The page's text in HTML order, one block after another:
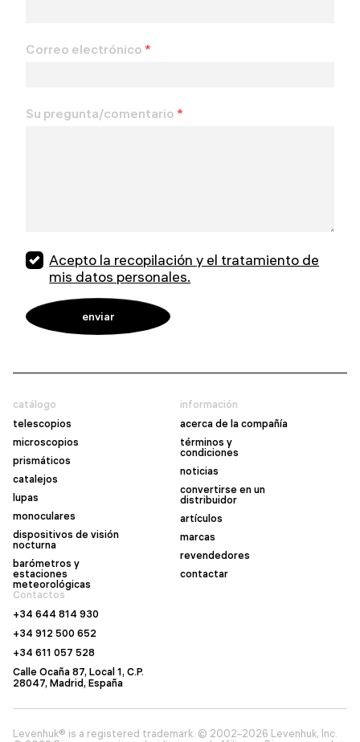
Correo electrónico *
Su pregunta/comentario *
Acepto la recopilación y el tratamiento de
mis datos personales.
catálogo
telescopios
microscopios
prismáticos
catalejos
lupas
monoculares
dispositivos de visión
nocturna
barómetros y
estaciones
meteorológicas
información
acerca de la compañía
términos y
condiciones
noticias
convertirse en un
distribuidor
artículos
marcas
revendedores
contactar
Contactos
+34 644 814 930
+34 912 500 652
+34 611 057 528
Calle Ocaña 87, Local 1, C.P.
28047, Madrid, España
Levenhuk® is a registered trademark. © 2002–2026 Levenhuk, Inc.